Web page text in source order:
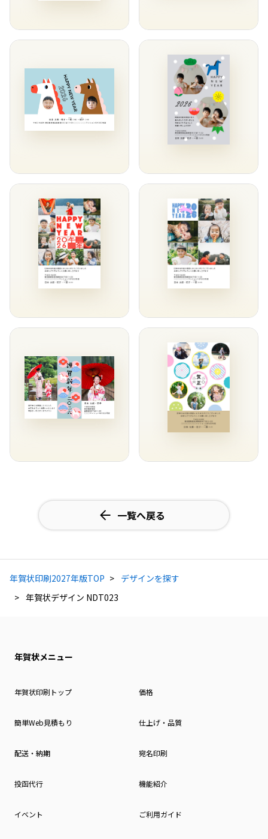
一覧へ戻る
年賀状印刷2027年版TOP
デザインを探す
年賀状デザイン NDT023
年賀状メニュー
年賀状印刷トップ 価格
簡単Web見積もり 仕上げ・品質
配送・納期 宛名印刷
投函代行 機能紹介
イベント ご利用ガイド